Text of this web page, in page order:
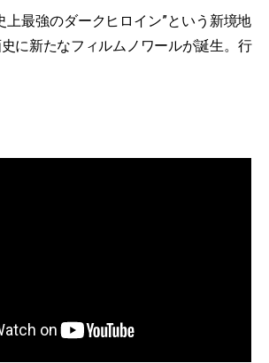
上最強のダークヒロイン”という新境地
に新たなフィルムノワールが誕生。行